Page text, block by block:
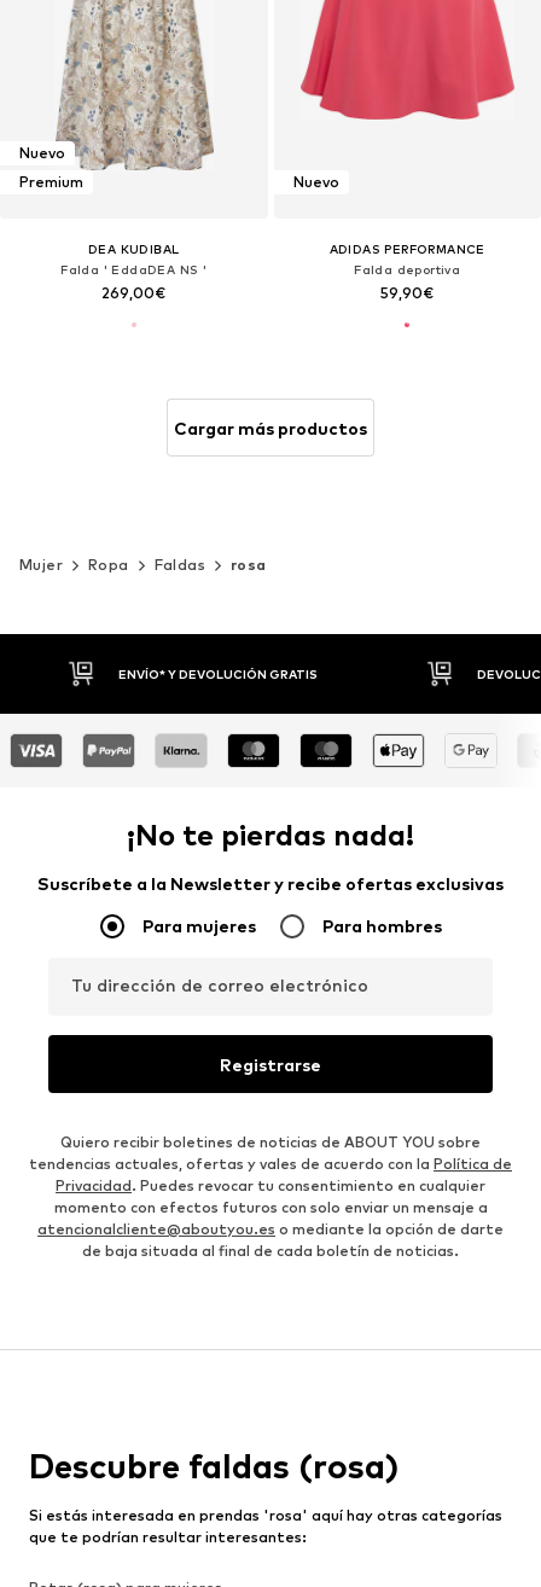
Nuevo
Premium
DEA KUDIBAL
Falda ' EddaDEA NS '
269,00€
Nuevo
ADIDAS PERFORMANCE
Falda deportiva
59,90€
Cargar más productos
Mujer Ropa Faldas rosa
DEVOLUCIONES HASTA 30 DÍAS
¡No te pierdas nada!
Suscríbete a la Newsletter y recibe ofertas exclusivas
Para mujeres Para hombres
Tu dirección de correo electrónico
Registrarse
Quiero recibir boletines de noticias de ABOUT YOU sobre
tendencias actuales, ofertas y vales de acuerdo con la Política de
Privacidad. Puedes revocar tu consentimiento en cualquier
momento con efectos futuros con solo enviar un mensaje a
atencionalcliente@aboutyou.es o mediante la opción de darte
de baja situada al final de cada boletín de noticias.
Descubre faldas (rosa)
Si estás interesada en prendas 'rosa' aquí hay otras categorías
que te podrían resultar interesantes: